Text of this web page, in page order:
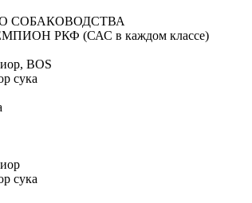
СОБАКОВОДСТВА
РКФ (САС в каждом классе)
ВОS
сука
сука